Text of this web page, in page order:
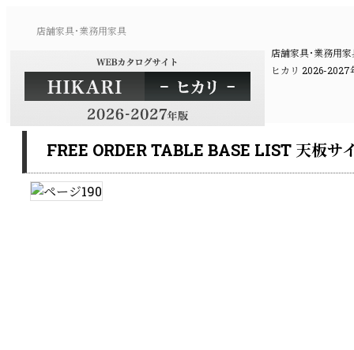
店舗家具･業務用家具
店舗家具･業務用
ヒカリ 2026-2027
FREE ORDER TABLE BASE LIST 天板サ